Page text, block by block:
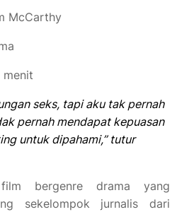
seks, tapi aku tak pernah
pernah mendapat kepuasan
untuk dipahami,” tutur
bergenre drama yang
sekelompok jurnalis dari